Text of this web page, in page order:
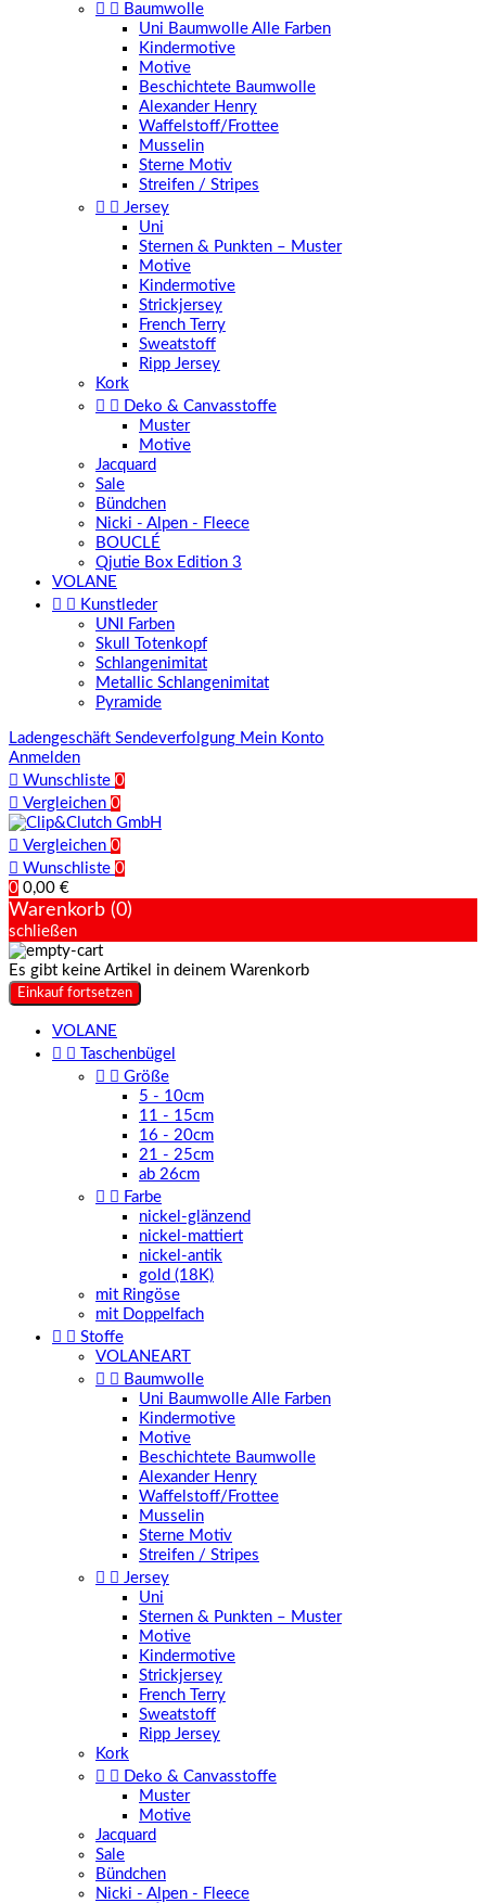
  Baumwolle
Uni Baumwolle Alle Farben
Kindermotive
Motive
Beschichtete Baumwolle
Alexander Henry
Waffelstoff/Frottee
Musselin
Sterne Motiv
Streifen / Stripes
  Jersey
Uni
Sternen & Punkten – Muster
Motive
Kindermotive
Strickjersey
French Terry
Sweatstoff
Ripp Jersey
Kork
  Deko & Canvasstoffe
Muster
Motive
Jacquard
Sale
Bündchen
Nicki - Alpen - Fleece
BOUCLÉ
Qjutie Box Edition 3
VOLANE
  Kunstleder
UNI Farben
Skull Totenkopf
Schlangenimitat
Metallic Schlangenimitat
Pyramide
Ladengeschäft Sendeverfolgung Mein Konto
Anmelden
 Wunschliste 0
 Vergleichen 0
 Vergleichen 0
 Wunschliste 0
0 0,00 €
Warenkorb (0)
schließen
Es gibt keine Artikel in deinem Warenkorb
Einkauf fortsetzen
VOLANE
 
Taschenbügel
  Größe
5 - 10cm
11 - 15cm
16 - 20cm
21 - 25cm
ab 26cm
  Farbe
nickel-glänzend
nickel-mattiert
nickel-antik
gold (18K)
mit Ringöse
mit Doppelfach
  Stoffe
VOLANEART
  Baumwolle
Uni Baumwolle Alle Farben
Kindermotive
Motive
Beschichtete Baumwolle
Alexander Henry
Waffelstoff/Frottee
Musselin
Sterne Motiv
Streifen / Stripes
  Jersey
Uni
Sternen & Punkten – Muster
Motive
Kindermotive
Strickjersey
French Terry
Sweatstoff
Ripp Jersey
Kork
  Deko & Canvasstoffe
Muster
Motive
Jacquard
Sale
Bündchen
Nicki - Alpen - Fleece